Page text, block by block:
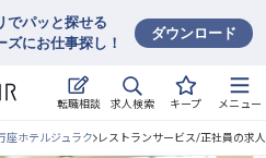
でパッと探せる
ズにお仕事探し！
ダウンロード
転職相談 求人検索 キープ メニュー
探す
座ホテルジュラク レストランサービス/正社員の求人